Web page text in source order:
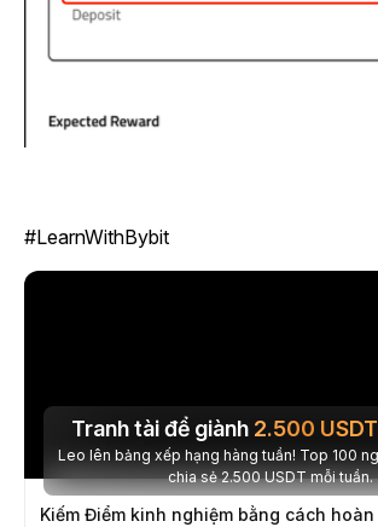
#LearnWithBybit
Tranh tài để giành 2.500 USDT
Leo lên bảng xếp hạng hàng tuần! Top 100 người tham gia sẽ
chia sẻ 2.500 USDT mỗi tuần.